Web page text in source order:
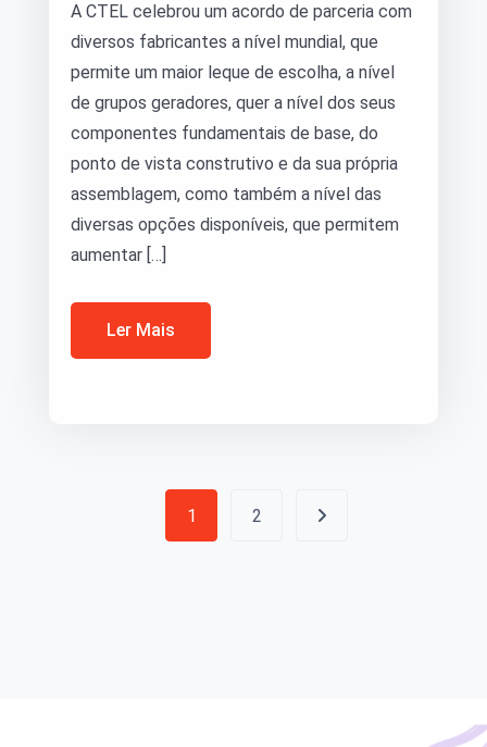
A CTEL celebrou um acordo de parceria com
diversos fabricantes a nível mundial, que
permite um maior leque de escolha, a nível
de grupos geradores, quer a nível dos seus
componentes fundamentais de base, do
ponto de vista construtivo e da sua própria
assemblagem, como também a nível das
diversas opções disponíveis, que permitem
aumentar […]
Ler Mais
1 2